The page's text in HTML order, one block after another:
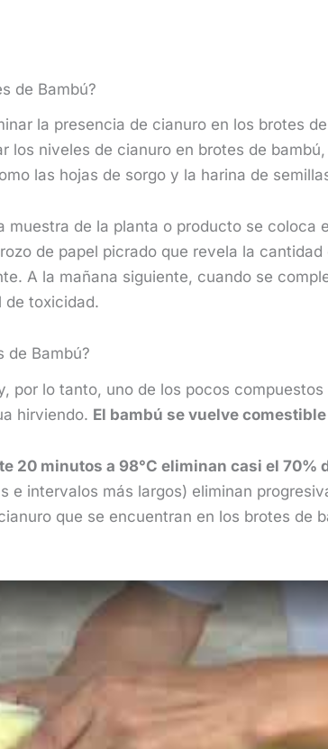
de Bambú?
la presencia de cianuro en los brotes
los niveles de cianuro en brotes de
las hojas de sorgo y la harina de
muestra de la planta o producto se coloca
de papel picrado que revela la
A la mañana siguiente, cuando se
de toxicidad.
de Bambú?
por lo tanto, uno de los pocos
hirviendo. El bambú se vuelve
20 minutos a 98°C eliminan casi el 70%
e intervalos más largos) eliminan
que se encuentran en los brotes de